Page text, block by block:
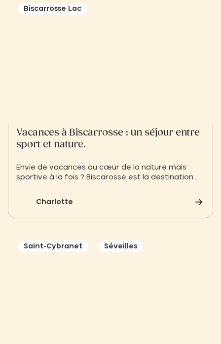
Biscarrosse Lac
Vacances à Biscarrosse : un séjour entre
sport et nature.
Envie de vacances au cœur de la nature mais
sportive à la fois ? Biscarosse est la destination
Charlotte
Saint-Cybranet Séveilles